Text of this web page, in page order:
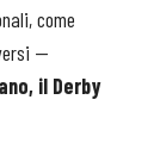
come
—
il Derby